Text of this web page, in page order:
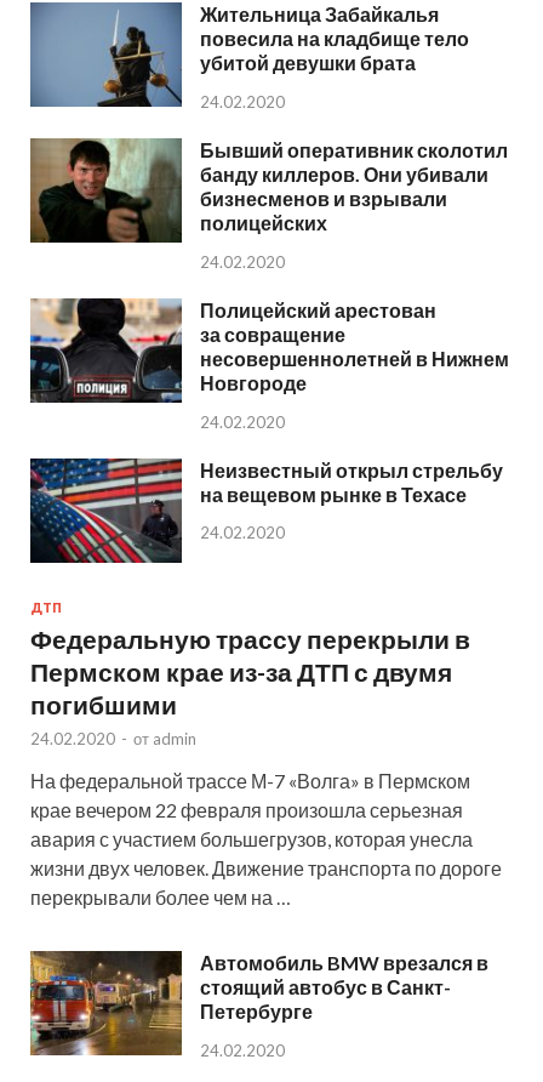
Жительница Забайкалья
повесила на кладбище тело
убитой девушки брата
24.02.2020
Бывший оперативник сколотил
банду киллеров. Они убивали
бизнесменов и взрывали
полицейских
24.02.2020
Полицейский арестован
за совращение
несовершеннолетней в Нижнем
Новгороде
24.02.2020
Неизвестный открыл стрельбу
на вещевом рынке в Техасе
24.02.2020
ДТП
Федеральную трассу перекрыли в
Пермском крае из-за ДТП с двумя
погибшими
24.02.2020 - от admin
На федеральной трассе М-7 «Волга» в Пермском
крае вечером 22 февраля произошла серьезная
авария с участием большегрузов, которая унесла
жизни двух человек. Движение транспорта по дороге
перекрывали более чем на …
Автомобиль BMW врезался в
стоящий автобус в Санкт-
Петербурге
24.02.2020